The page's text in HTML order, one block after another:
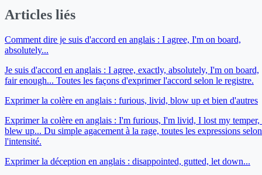
Articles liés
Comment dire je suis d'accord en anglais : I agree, I'm on board,
absolutely...
Je suis d'accord en anglais : I agree, exactly, absolutely, I'm on board,
fair enough... Toutes les façons d'exprimer l'accord selon le registre.
Exprimer la colère en anglais : furious, livid, blow up et bien d'autres
Exprimer la colère en anglais : I'm furious, I'm livid, I lost my temper,
blew up... Du simple agacement à la rage, toutes les expressions selon
l'intensité.
Exprimer la déception en anglais : disappointed, gutted, let down...